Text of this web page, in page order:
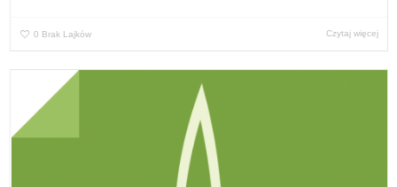
0 Brak Lajków Czytaj więcej